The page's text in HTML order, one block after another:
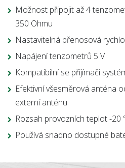
Možnost připojit až 4
350 Ohmu
Nastavitelná přenosová
Napájení tenzometrů 5 V
Kompatibilní se přijímači
Efektivní všesměrová anténa
externí anténu
Rozsah provozních teplot -20
Používá snadno dostupné